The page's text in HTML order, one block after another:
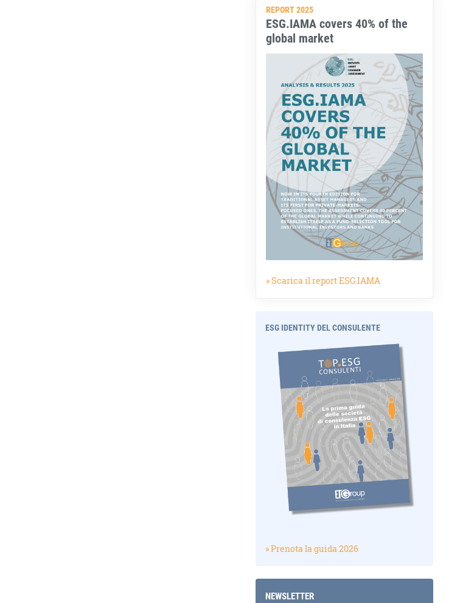
REPORT 2025
ESG.IAMA covers 40% of the
global market
» Scarica il report ESG.IAMA
ESG IDENTITY DEL CONSULENTE
» Prenota la guida 2026
NEWSLETTER